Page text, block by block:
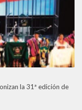
la 31ª edición de